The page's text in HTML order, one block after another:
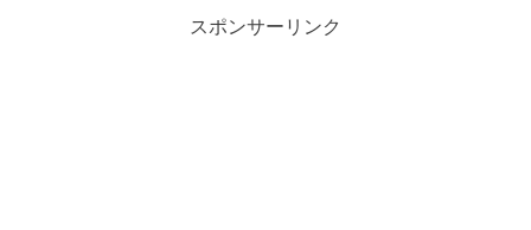
スポンサーリンク